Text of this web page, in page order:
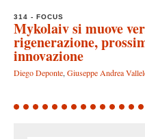
314 - FOCUS
Mykolaiv si muove
rigenerazione,
innovazione
Diego Deponte, Giuseppe Andrea